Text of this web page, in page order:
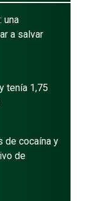
una
a salvar
tenía 1,75
de cocaína y
de